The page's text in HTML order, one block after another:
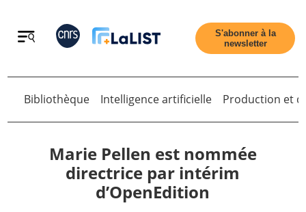
Retour
S'abonner à la
newsletter
Retour
Bibliothèque Intelligence artificielle Production et
Marie Pellen est nommée
directrice par intérim
d’OpenEdition